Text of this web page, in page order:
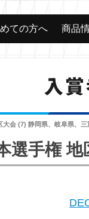
ての方へ 商品
入
大会 (7) 静岡県、岐阜県、
選手権